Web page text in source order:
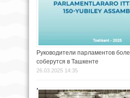
Руководители парламентов
соберутся в Ташкенте
26.03.2025 14:35